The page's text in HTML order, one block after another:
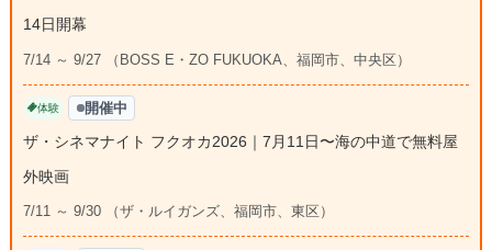
14日開幕
7/14 ～ 9/27 （BOSS E・ZO FUKUOKA、福岡市、中央区）
体験 開催中
ザ・シネマナイト フクオカ2026｜7月11日〜海の中道で無料屋
外映画
7/11 ～ 9/30 （ザ・ルイガンズ、福岡市、東区）